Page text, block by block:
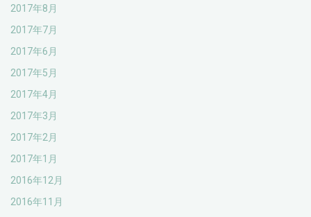
2017年8月
2017年7月
2017年6月
2017年5月
2017年4月
2017年3月
2017年2月
2017年1月
2016年12月
2016年11月